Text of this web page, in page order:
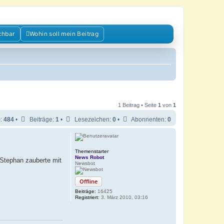
Wohin soll mein Beitrag
1 Beitrag • Seite 1 von 1
484 • Beiträge: 1 • Lesezeichen: 0 • Abonnenten: 0
Themenstarter
News Robot
Newsbot
Offline
Beiträge: 16425
Registriert: 3. März 2010, 03:16
zauberte mit